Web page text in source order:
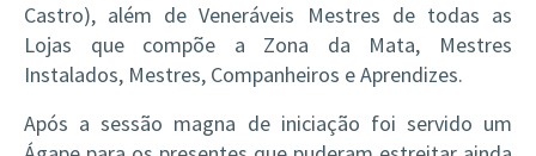
Castro), além de Veneráveis Mestres de todas as
Lojas que compõe a Zona da Mata, Mestres
Instalados, Mestres, Companheiros e Aprendizes.
Após a sessão magna de iniciação foi servido um